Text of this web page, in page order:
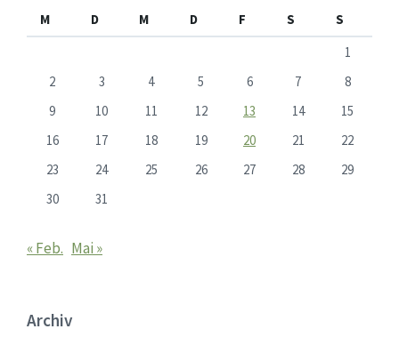
M D M D F S
S
1
2
3 4 5 6 7
8
9
10 11 12 13 14
15
16
17 18 19 20 21
22
23
24 25 26 27 28
29
30
31
« Feb. Mai »
Archiv